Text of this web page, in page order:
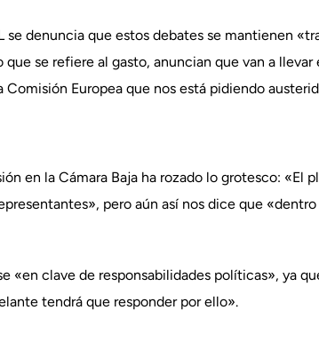
se denuncia que estos debates se mantienen
se refiere al gasto, anuncian que van a
Europea que nos está pidiendo
en la Cámara Baja ha rozado lo grotesco: «El
pero aún así nos dice que
«en clave de responsabilidades políticas», ya
tendrá que responder por ello».